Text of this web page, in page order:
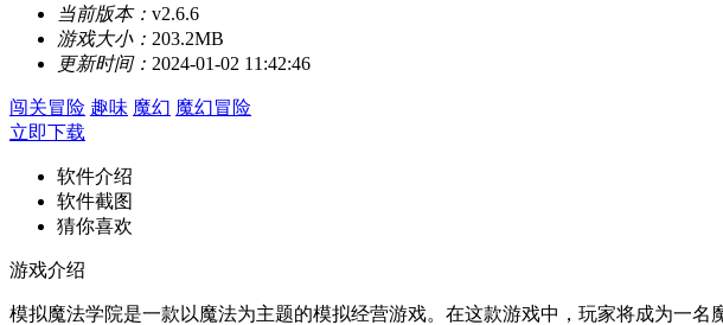
当前版本： v2.6.6
游戏大小： 203.2MB
更新时间： 2024-01-02 11:42:46
闯关冒险 趣味 魔幻 魔幻冒险
立即下载
软件介绍
软件截图
猜你喜欢
游戏介绍
模拟魔法学院是一款以魔法为主题的模拟经营游戏。在这款游戏中，玩家将成为一